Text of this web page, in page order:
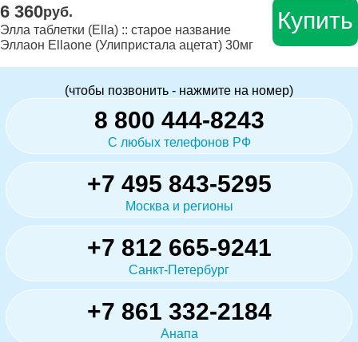
6 360руб.
Элла таблетки (Ella) :: старое название
Эллаон Ellaone (Улипристала ацетат) 30мг
Купить
(чтобы позвонить - нажмите на номер)
8 800 444-8243
С любых телефонов РФ
+7 495 843-5295
Москва и регионы
+7 812 665-9241
Санкт-Петербург
+7 861 332-2184
Анапа